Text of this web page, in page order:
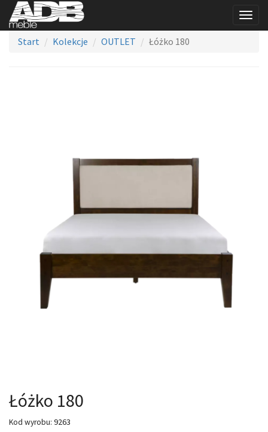
Start
Kolekcje OUTLET Łóżko 180
Łóżko 180
Kod wyrobu: 9263